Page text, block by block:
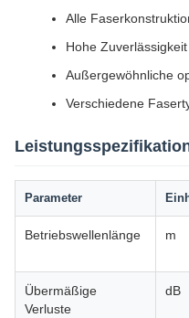
Alle
Hohe Zuverlässigkeit
Außergewöhnliche
Verschiedene
Parameter
Betriebswellenlänge m
Übermäßige
Verluste
dB